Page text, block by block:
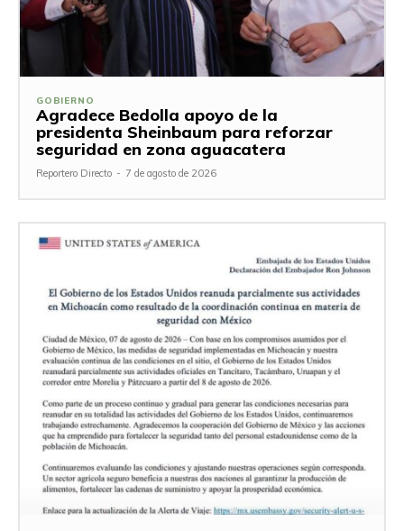
GOBIERNO
Agradece Bedolla apoyo de la
presidenta Sheinbaum para reforzar
seguridad en zona aguacatera
Reportero Directo - 7 de agosto de 2026